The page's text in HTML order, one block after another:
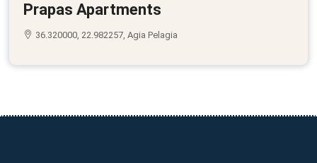
Prapas Apartments
36.320000, 22.982257, Agia Pelagia